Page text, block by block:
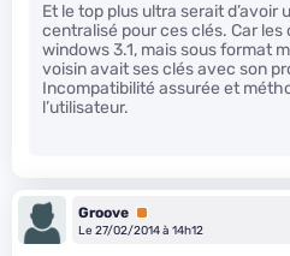
Et le top plus ultra serait d’avoir
centralisé pour ces clés. Car
windows 3.1, mais sous format
voisin avait ses clés avec son
Incompatibilité assurée et
l’utilisateur.
Groove Premium
Le 27/02/2014 à 14h12